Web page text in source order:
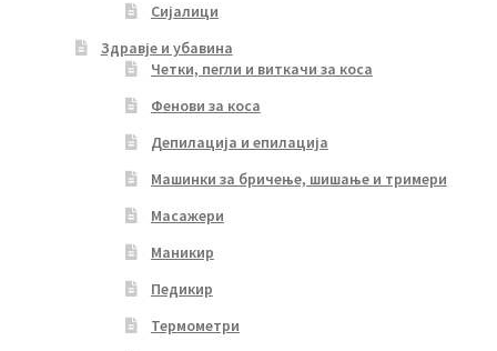
Сијалици
Здравје и убавина
Четки, пегли и виткачи за коса
Фенови за коса
Депилација и епилација
Машинки за бричење, шишање и тримери
Масажери
Маникир
Педикир
Термометри